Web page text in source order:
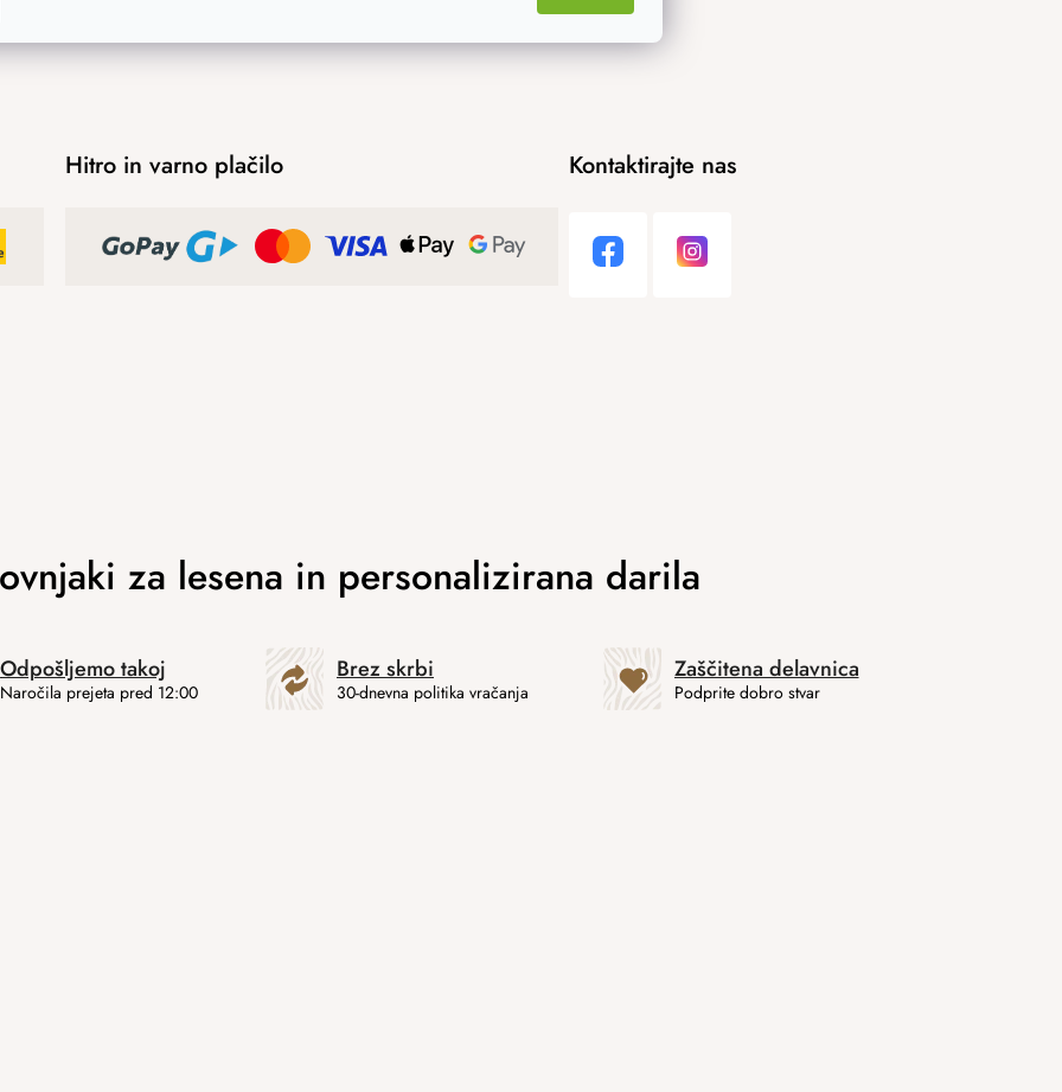
Hitro in varno plačilo Kontaktirajte nas
Odpošljemo takoj
Naročila prejeta pred 12:00
Brez skrbi
30-dnevna politika vračanja
Zaščitena delavnica
Podprite dobro stvar